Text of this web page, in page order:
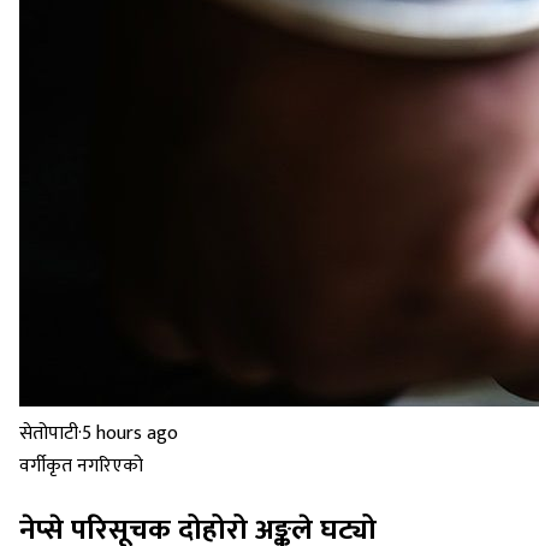
सेतोपाटी·5 hours ago
वर्गीकृत नगरिएको
नेप्से परिसूचक दोहोरो अङ्कले घट्यो